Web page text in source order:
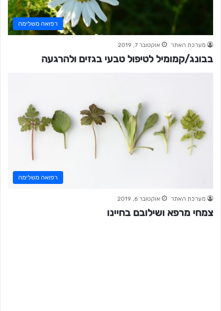
רפואה משלימה
מערכת האתר אוקטובר 7, 2019
בבונג/קמומיל לטיפול טבעי בגזים ולהרגעה
רפואה משלימה
מערכת האתר אוקטובר 6, 2019
צמחי מרפא ושילובם בחיינו